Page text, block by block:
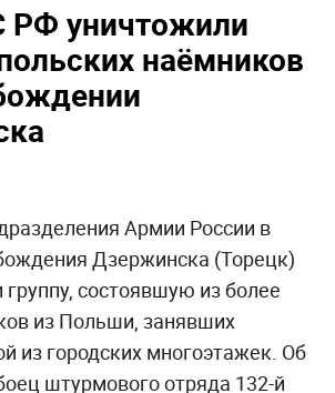
уничтожили
наёмников
Армии России в
Дзержинска (Торецк)
состоявшую из более
из Польши, занявших
из городских многоэтажек. Об
штурмового отряда 132-й